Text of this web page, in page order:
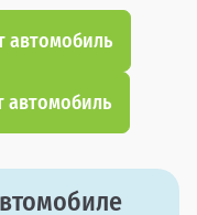
автомобиль
автомобиль